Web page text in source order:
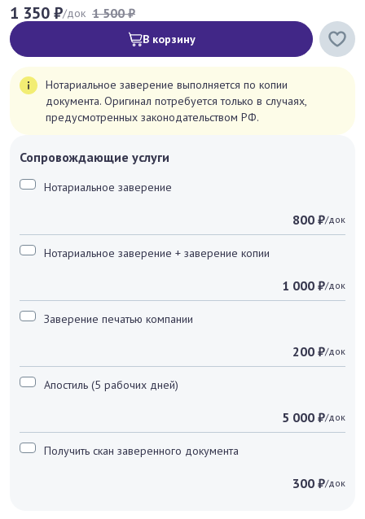
Сопровождающие услуги
Нотариальное заверение
800 ₽/док
Нотариальное заверение + заверение копии
1 000 ₽/док
Заверение печатью компании
200 ₽/док
Апостиль (5 рабочих дней)
5 000 ₽/док
Получить скан заверенного документа
300 ₽/док
1 350 ₽/док 1 500 ₽
В корзину
Нотариальное заверение выполняется по копии
документа. Оригинал потребуется только в случаях,
предусмотренных законодательством РФ.